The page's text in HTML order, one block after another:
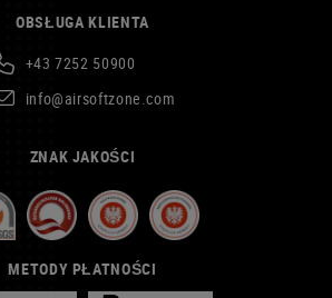
OBSŁUGA KLIENTA
+43 7252 50900
info@airsoftzone.com
ZNAK JAKOŚCI
METODY PŁATNOŚCI